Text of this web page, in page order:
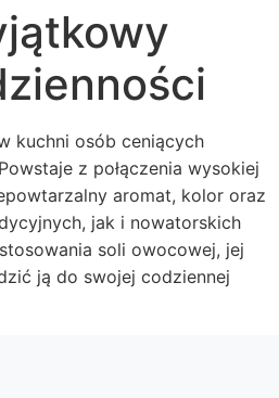
kuchni osób ceniących
z połączenia wysokiej
aromat, kolor oraz
jak i nowatorskich
soli owocowej, jej
ją do swojej codziennej